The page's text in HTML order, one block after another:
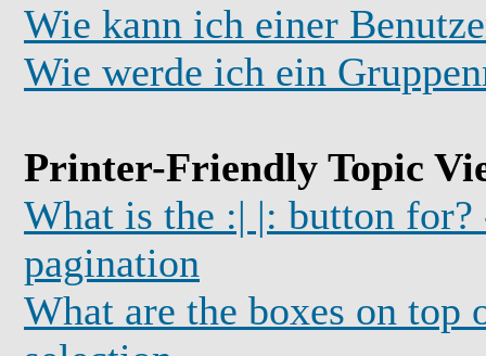
Wie kann ich einer
Wie werde ich ein
Printer-Friendly Topic
What is the :| |: button
pagination
What are the boxes on top